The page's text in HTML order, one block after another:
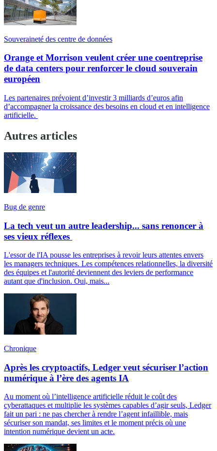
Souveraineté des centre de données
Orange et Morrison veulent créer une coentreprise
de data centers pour renforcer le cloud souverain
européen
Les partenaires prévoient d’investir 3 milliards d’euros afin
d’accompagner la croissance des besoins en cloud et en intelligence
artificielle.
Autres articles
Bug de genre
La tech veut un autre leadership... sans renoncer à
ses vieux réflexes
L'essor de l'IA pousse les entreprises à revoir leurs attentes envers
les managers techniques. Les compétences relationnelles, la diversité
des équipes et l'autorité deviennent des leviers de performance
autant que d'inclusion. Oui, mais...
Chronique
Après les cryptoactifs, Ledger veut sécuriser l’action
numérique à l’ère des agents IA
Au moment où l’intelligence artificielle réduit le coût des
cyberattaques et multiplie les systèmes capables d’agir seuls, Ledger
fait un pari : ne pas chercher à rendre l’agent infaillible, mais
sécuriser son mandat, ses limites et le moment précis où une
intention numérique devient un acte.